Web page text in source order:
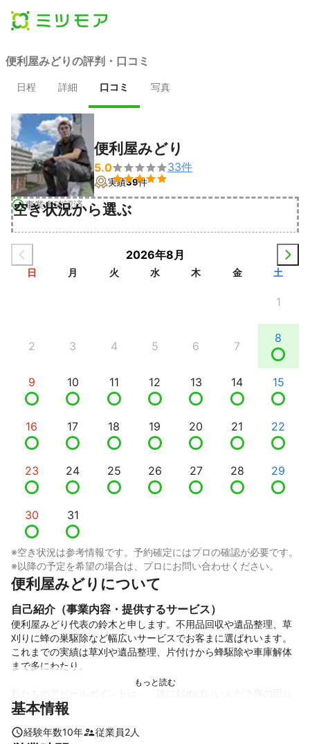
便利屋みどりの評判・口コミ
日程 詳細 口コミ 写真
事業者確認済
便利屋みどり
5.0

33件
実績39件
空き状況から選ぶ
2026年8月
日 月 火 水 木 金 土
1
2 3 4 5 6 7
8
9 10 11 12 13 14 15
16 17 18 19 20 21 22
23 24 25 26 27 28 29
30 31
※空き状況は参考情報です。予約確定にはプロの確認が必要です。
※以降の予定を希望の場合は、プロにお問い合わせください。
便利屋みどりについて
自己紹介（事業内容・提供するサービス）
便利屋みどり代表の鈴木と申します。不用品回収や遺品整理、草
刈りに蜂の巣駆除など幅広いサービスでお客まに選ばれいます。
これまでの実績は草刈や遺品整理、片付けから蜂駆除や車庫解体
まで多にわたり。
のお困りごとを解決します！」という姿勢です。お客さまが困っ
供することを心がけています。
基本情報
経験年数10年 従業員2人